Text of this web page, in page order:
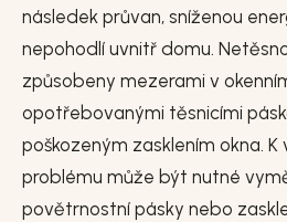
následek průvan, sníženou
nepohodlí uvnitř domu.
způsobeny mezerami v
opotřebovanými těsnicími
poškozeným zasklením okna.
problému může být nutné
povětrnostní pásky nebo